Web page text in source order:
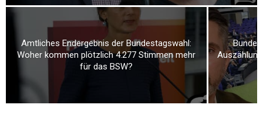
Amtliches Endergebnis der Bundestagswahl:
Woher kommen plötzlich 4.277 Stimmen mehr
für das BSW?